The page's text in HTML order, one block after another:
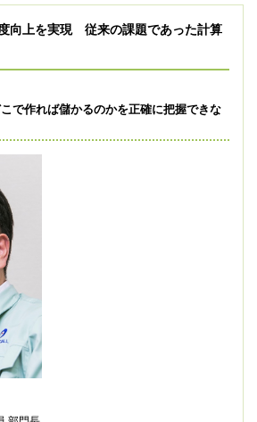
向上を実現 従来の課題であった計算
で作れば儲かるのかを正確に把握できな